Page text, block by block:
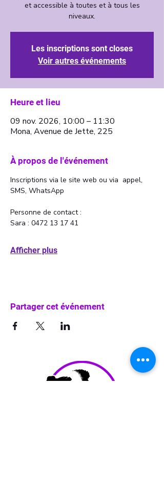
et accessible à toutes et à tous les
niveaux.
Les inscriptions sont closes
Voir autres événements
Heure et lieu
09 nov. 2026, 10:00 – 11:30
Mona, Avenue de Jette, 225
À propos de l'événement
Inscriptions via le site web ou via  appel,
SMS, WhatsApp
Personne de contact :
Sara : 0472 13 17 41
Afficher plus
Partager cet événement